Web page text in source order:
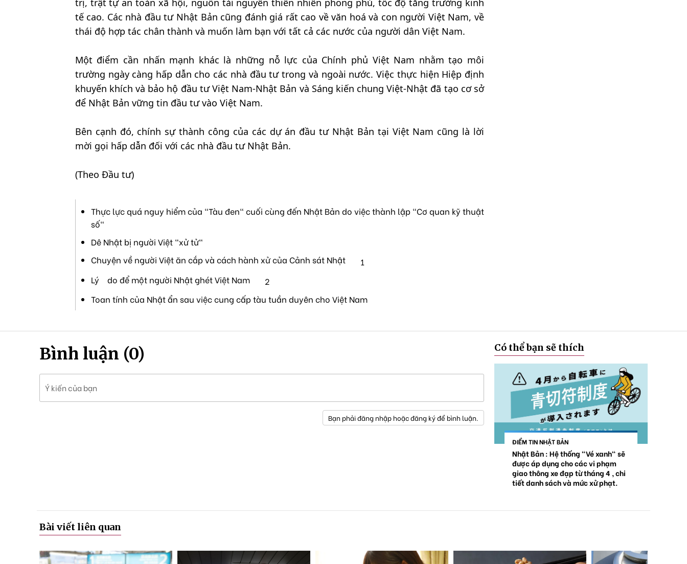
trị, trật tự an toàn xã hội, nguồn tài nguyên thiên nhiên phong phú, tốc độ tăng trưởng kinh
tế cao. Các nhà đầu tư Nhật Bản cũng đánh giá rất cao về văn hoá và con người Việt Nam, về
thái độ hợp tác chân thành và muốn làm bạn với tất cả các nước của người dân Việt Nam.
Một điểm cần nhấn mạnh khác là những nỗ lực của Chính phủ Việt Nam nhằm tạo môi
trường ngày càng hấp dẫn cho các nhà đầu tư trong và ngoài nước. Việc thực hiện Hiệp định
khuyến khích và bảo hộ đầu tư Việt Nam-Nhật Bản và Sáng kiến chung Việt-Nhật đã tạo cơ sở
để Nhật Bản vững tin đầu tư vào Việt Nam.
Bên cạnh đó, chính sự thành công của các dự án đầu tư Nhật Bản tại Việt Nam cũng là lời
mời gọi hấp dẫn đối với các nhà đầu tư Nhật Bản.
(Theo Đầu tư)
Thực lực quá nguy hiểm của "Tàu đen" cuối cùng đến Nhật Bản do việc thành lập "Cơ quan kỹ thuật
số"
Dê Nhật bị người Việt "xử tử"
Chuyện về người Việt ăn cắp và cách hành xử của Cảnh sát Nhật
1
Lý do để một người Nhật ghét Việt Nam
2
Toan tính của Nhật ẩn sau việc cung cấp tàu tuần duyên cho Việt Nam
Bình luận (0)
Ý kiến của bạn
Bạn phải đăng nhập hoặc đăng ký để bình luận.
Có thể bạn sẽ thích
ĐIỂM TIN NHẬT BẢN
Nhật Bản : Hệ thống "Vé xanh" sẽ
được áp dụng cho các vi phạm
giao thông xe đạp từ tháng 4 , chi
tiết danh sách và mức xử phạt.
Bài viết liên quan